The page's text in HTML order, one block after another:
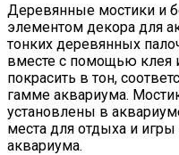
Деревянные мостики и
элементом декора для
тонких деревянных
вместе с помощью клея
покрасить в тон,
гамме аквариума.
установлены в
места для отдыха и
аквариума.